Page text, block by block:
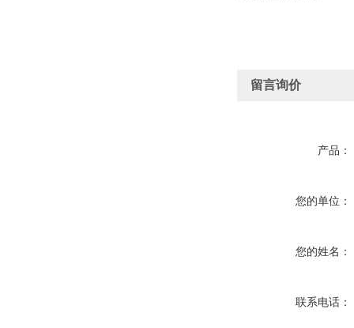
留言询价
产品：
您的单位：
您的姓名：
联系电话：